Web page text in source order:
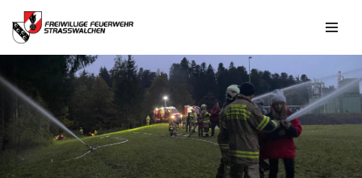
Zum
springen